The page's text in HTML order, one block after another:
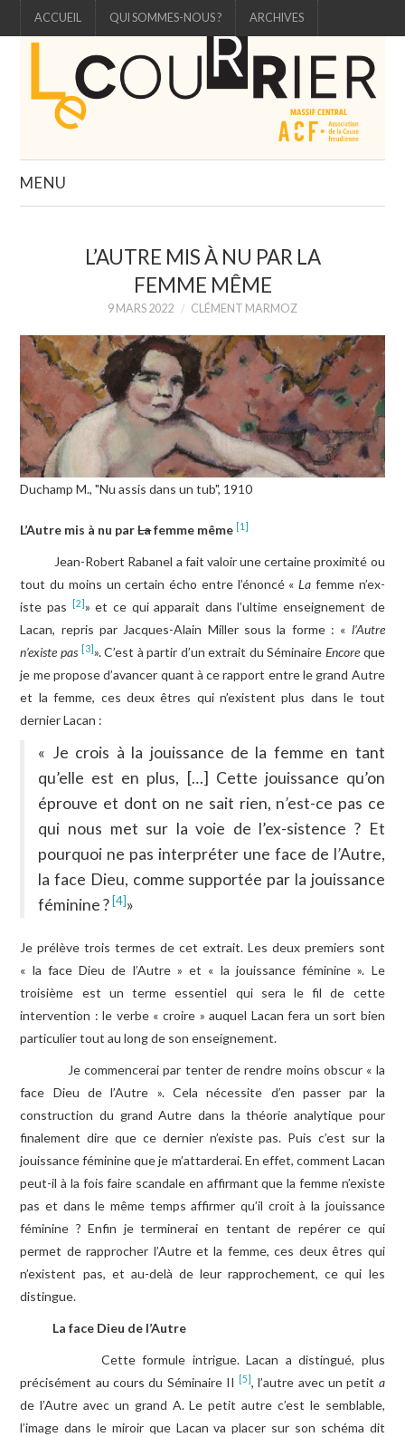
ACCUEIL QUI SOMMES-NOUS ? ARCHIVES
MENU
3 QUESTIONS À
LIRE, ÉCOUTER, VOIR
ÉCHOS DES ACTIVITÉS
L’AUTRE MIS À NU PAR LA
FEMME MÊME
9 MARS 2022 CLÉMENT MARMOZ
Duchamp M., "Nu assis dans un tub", 1910
L’Autre mis à nu parLafemme même [1]
Jean-Robert Rabanel a fait valoir une certaine proximité ou
tout du moins un certain écho entre l’énoncé «La femme n’ex-
iste pas
[2]» et ce qui apparait dans l’ultime enseignement de
Lacan, repris par Jacques-Alain Miller sous la forme : « l’Autre
n’existe pas [3]». C’est à partir d’un extrait du SéminaireEncore que
je me propose d’avancer quant à ce rapport entre le grand Autre
et la femme, ces deux êtres qui n’existent plus dans le tout
dernier Lacan :
« Je crois à la jouissance de la femme en tant
qu’elle est en plus, […] Cette jouissance qu’on
éprouve et dont on ne sait rien, n’est-ce pas ce
qui nous met sur la voie de l’ex-sistence ? Et
pourquoi ne pas interpréter une face de l’Autre,
la face Dieu, comme supportée par la jouissance
féminine ?[4]»
Je prélève trois termes de cet extrait. Les deux premiers sont
« la face Dieu de l’Autre » et « la jouissance féminine ». Le
troisième est un terme essentiel qui sera le fil de cette
intervention : le verbe « croire » auquel Lacan fera un sort bien
particulier tout au long de son enseignement.
Je commencerai par tenter de rendre moins obscur « la
face Dieu de l’Autre ». Cela nécessite d’en passer par la
construction du grand Autre dans la théorie analytique pour
finalement dire que ce dernier n’existe pas. Puis c’est sur la
jouissance féminine que je m’attarderai. En effet, comment Lacan
peut-il à la fois faire scandale en affirmant que la femme n’existe
pas et dans le même temps affirmer qu’il croit à la jouissance
féminine ? Enfin je terminerai en tentant de repérer ce qui
permet de rapprocher l’Autre et la femme, ces deux êtres qui
n’existent pas, et au-delà de leur rapprochement, ce qui les
distingue.
La face Dieu de l’Autre
Cette formule intrigue. Lacan a distingué, plus
précisément au cours du Séminaire II
[5], l’autre avec un petit a
de l’Autre avec un grand A. Le petit autre c’est le semblable,
l’image dans le miroir que Lacan va placer sur son schéma dit